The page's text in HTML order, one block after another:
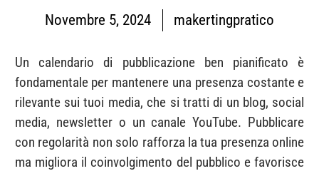
Novembre 5, 2024 makertingpratico
Un calendario di pubblicazione ben pianificato è
fondamentale per mantenere una presenza costante e
rilevante sui tuoi media, che si tratti di un blog, social
media, newsletter o un canale YouTube. Pubblicare
con regolarità non solo rafforza la tua presenza online
ma migliora il coinvolgimento del pubblico e favorisce